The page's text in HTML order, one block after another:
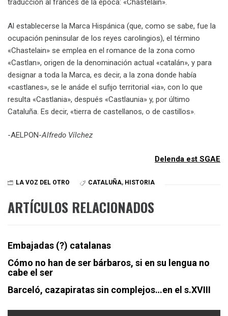
traducción al francés de la época: «Chastelain».
Al establecerse la Marca Hispánica (que, como se sabe, fue la
ocupación peninsular de los reyes carolingios), el término
«Chastelain» se emplea en el romance de la zona como
«Castlan», origen de la denominación actual «catalán», y para
designar a toda la Marca, es decir, a la zona donde había
«castlanes», se le anáde el sufijo territorial «ia», con lo que
resulta «Castlania», después «Castlaunia» y, por último
Cataluña. Es decir, «tierra de castellanos, o de castillos».
-AELPON-Alfredo Vílchez
Delenda est SGAE
LA VOZ DEL OTRO CATALUÑA, HISTORIA
ARTÍCULOS RELACIONADOS
Embajadas (?) catalanas
Cómo no han de ser bárbaros, si en su lengua no
cabe el ser
Barceló, cazapiratas sin complejos…en el s.XVIII